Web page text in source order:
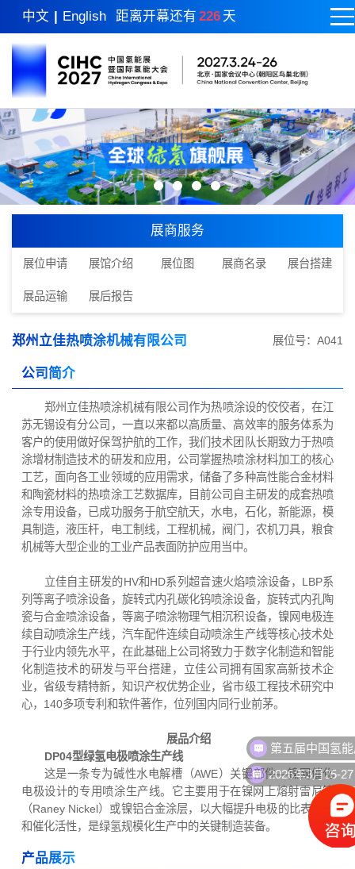
中文 | English 距离开幕还有 226 天
展商服务
展位申请 展馆介绍 展位图 展商名录 展台搭建
展品运输 展后报告
郑州立佳热喷涂机械有限公司 展位号：A041
公司简介
郑州立佳热喷涂机械有限公司作为热喷涂设的佼佼者，在江
苏无锡设有分公司，一直以来都以高质量、高效率的服务体系为
客户的使用做好保驾护航的工作，我们技术团队长期致力于热喷
涂增材制造技术的研发和应用，公司掌握热喷涂材料加工的核心
工艺，面向各工业领域的应用需求，储备了多种高性能合金材料
和陶瓷材料的热喷涂工艺数据库，目前公司自主研发的成套热喷
涂专用设备，已成功服务于航空航天，水电，石化，新能源，模
具制造，液压杆，电工制线，工程机械，阀门，农机刀具，粮食
机械等大型企业的工业产品表面防护应用当中。
立佳自主研发的HV和HD系列超音速火焰喷涂设备，LBP系
列等离子喷涂设备，旋转式内孔碳化钨喷涂设备，旋转式内孔陶
瓷与合金喷涂设备，等离子喷涂物理气相沉积设备，镍网电极连
续自动喷涂生产线，汽车配件连续自动喷涂生产线等核心技术处
于行业内领先水平，在此基础上公司将致力于数字化制造和智能
化制造技术的研发与平台搭建，立佳公司拥有国家高新技术企
业，省级专精特新，知识产权优势企业，省市级工程技术研究中
心，140多项专利和软件著作，位列国内同行业前茅。
展品介绍
DP04型绿氢电极喷涂生产线
这是一条专为碱性水电解槽（AWE）关键部件—镍网催化
电极设计的专用喷涂生产线。它主要用于在镍网上熔射雷尼镍
（Raney Nickel）或镍铝合金涂层，以大幅提升电极的比表面积
和催化活性，是绿氢规模化生产中的关键制造装备。
产品展示
第五届中国氢
2026年3月25-